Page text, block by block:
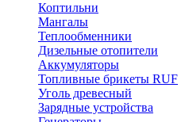
Коптильни
Мангалы
Теплообменники
Дизельные отопители
Аккумуляторы
Топливные брикеты RUF
Уголь древесный
Зарядные устройства